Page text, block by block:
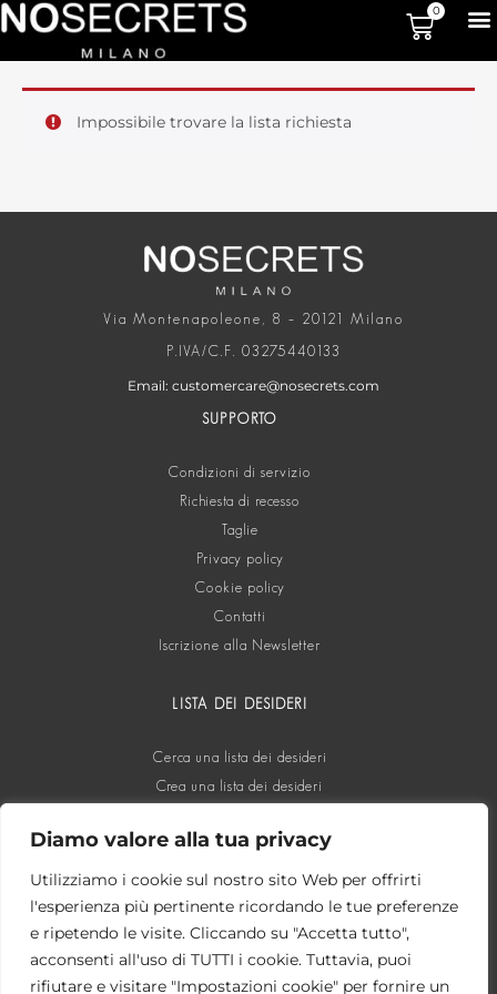
Diamo valore alla tua privacy
Utilizziamo i cookie sul nostro sito Web per offrirti
l'esperienza più pertinente ricordando le tue preferenze
e ripetendo le visite. Cliccando su "Accetta tutto",
acconsenti all'uso di TUTTI i cookie. Tuttavia, puoi
rifiutare e visitare "Impostazioni cookie" per fornire un
0
Impossibile trovare la lista richiesta
Via Montenapoleone, 8 – 20121 Milano
P.IVA/C.F. 03275440133
Email: customercare@nosecrets.com
SUPPORTO
Condizioni di servizio
Richiesta di recesso
Taglie
Privacy policy
Cookie policy
Contatti
Iscrizione alla Newsletter
LISTA DEI DESIDERI
Cerca una lista dei desideri
Crea una lista dei desideri
SOCIAL